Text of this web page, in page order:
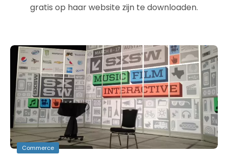
gratis op haar website zijn te downloaden.
Commerce